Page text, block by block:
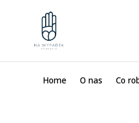
Home O nas Co